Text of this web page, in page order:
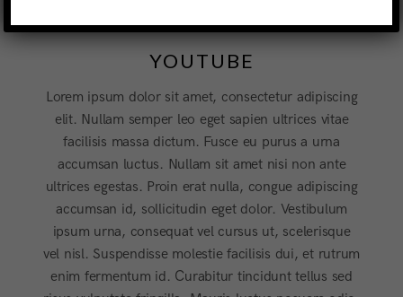
YOUTUBE
Lorem ipsum dolor sit amet, consectetur adipiscing
elit. Nullam semper leo eget sapien ultrices vitae
facilisis massa dictum. Fusce eu purus a urna
accumsan luctus. Nullam sit amet nisi non ante
ultrices egestas. Proin erat nulla, congue adipiscing
accumsan id, sollicitudin eget dolor. Vestibulum
ipsum urna, consequat vel cursus ut, scelerisque
vel nisl. Suspendisse molestie facilisis dui, et rutrum
enim fermentum id. Curabitur tincidunt tellus sed